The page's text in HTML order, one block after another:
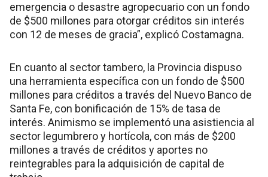
emergencia o desastre agropecuario con un fondo
de $500 millones para otorgar créditos sin interés
con 12 de meses de gracia”, explicó Costamagna.
En cuanto al sector tambero, la Provincia dispuso
una herramienta específica con un fondo de $500
millones para créditos a través del Nuevo Banco de
Santa Fe, con bonificación de 15% de tasa de
interés. Animismo se implementó una asistiencia al
sector legumbrero y hortícola, con más de $200
millones a través de créditos y aportes no
reintegrables para la adquisición de capital de